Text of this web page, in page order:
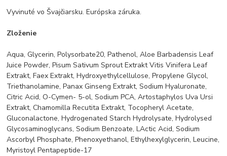
Vyvinuté vo Švajčiarsku. Európska záruka.
Zloženie
Aqua, Glycerin, Polysorbate20, Pathenol, Aloe Barbadensis Leaf
Juice Powder, Pisum Sativum Sprout Extrakt Vitis Vinifera Leaf
Extrakt, Faex Extrakt, Hydroxyethylcellulose, Propylene Glycol,
Triethanolamine, Panax Ginseng Extrakt, Sodium Hyaluronate,
Citric Acid, O-Cymen- 5-ol, Sodium PCA, Artostaphylos Uva Ursi
Extrakt, Chamomilla Recutita Extrakt, Tocopheryl Acetate,
Gluconalactone, Hydrogenated Starch Hydrolysate, Hydrolysed
Glycosaminoglycans, Sodium Benzoate, LActic Acid, Sodium
Ascorbyl Phosphate, Phenoxyethanol, Ethylhexylglycerin, Leucine,
Myristoyl Pentapeptide-17